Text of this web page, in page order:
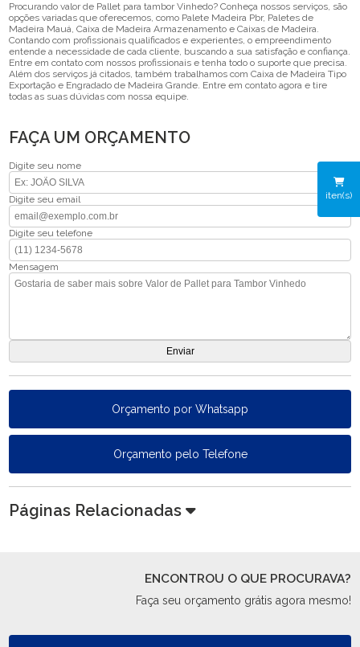
iten(s)
Procurando valor de Pallet para tambor Vinhedo? Conheça nossos serviços, são
opções variadas que oferecemos, como Palete Madeira Pbr, Paletes de
Madeira Mauá, Caixa de Madeira Armazenamento e Caixas de Madeira.
Contando com profissionais qualificados e experientes, o empreendimento
entende a necessidade de cada cliente, buscando a sua satisfação e confiança.
Entre em contato com nossos profissionais e tenha todo o suporte que precisa.
Além dos serviços já citados, também trabalhamos com Caixa de Madeira Tipo
Exportação e Engradado de Madeira Grande. Entre em contato agora e tire
todas as suas dúvidas com nossa equipe.
FAÇA UM ORÇAMENTO
Digite seu nome
Digite seu email
Digite seu telefone
Mensagem
Orçamento por Whatsapp
Orçamento pelo Telefone
Páginas Relacionadas
ENCONTROU O QUE PROCURAVA?
Faça seu orçamento grátis agora mesmo!